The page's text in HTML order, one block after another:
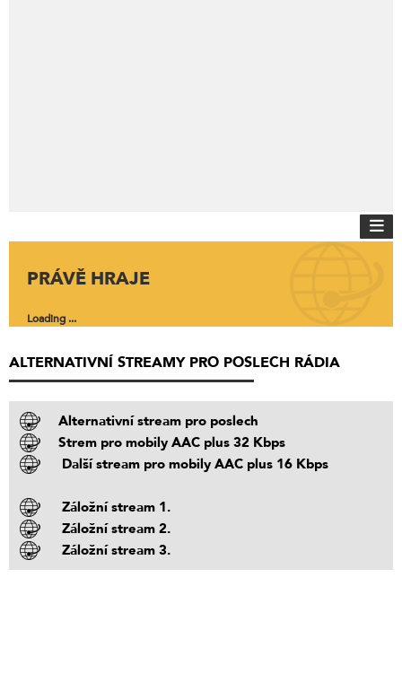
PRÁVĚ HRAJE
Loading ...
ALTERNATIVNÍ STREAMY PRO POSLECH RÁDIA
Alternativní stream pro poslech
Strem pro mobily AAC plus 32 Kbps
Další stream pro mobily AAC plus 16 Kbps
Záložní stream 1.
Záložní stream 2.
Záložní stream 3.